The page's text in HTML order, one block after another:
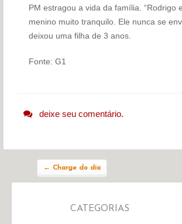
PM estragou a vida da família.
menino muito tranquilo. Ele nunca se
deixou uma filha de 3 anos.
Fonte: G1
deixe seu comentário.
← Charge do dia
CATEGORIAS